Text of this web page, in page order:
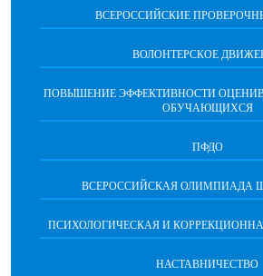
ВСЕРОССИЙСКИЕ
ВОЛОНТЕРСКОЕ
ПОВЫШЕНИЕ ЭФФЕКТИВНОСТИ
ОБУЧАЮЩИХСЯ
ПФДО
ВСЕРОССИЙСКАЯ ОЛИМПИАДА
ПСИХОЛОГИЧЕСКАЯ И
НАСТАВНИЧЕСТВО